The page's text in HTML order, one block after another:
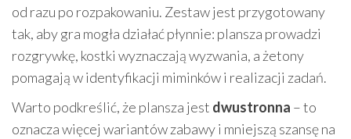
od razu po rozpakowaniu. Zestaw jest przygotowany
tak, aby gra mogła działać płynnie: plansza prowadzi
rozgrywkę, kostki wyznaczają wyzwania, a żetony
pomagają w identyfikacji miminków i realizacji zadań.
Warto podkreślić, że plansza jest dwustronna – to
oznacza więcej wariantów zabawy i mniejszą szansę na